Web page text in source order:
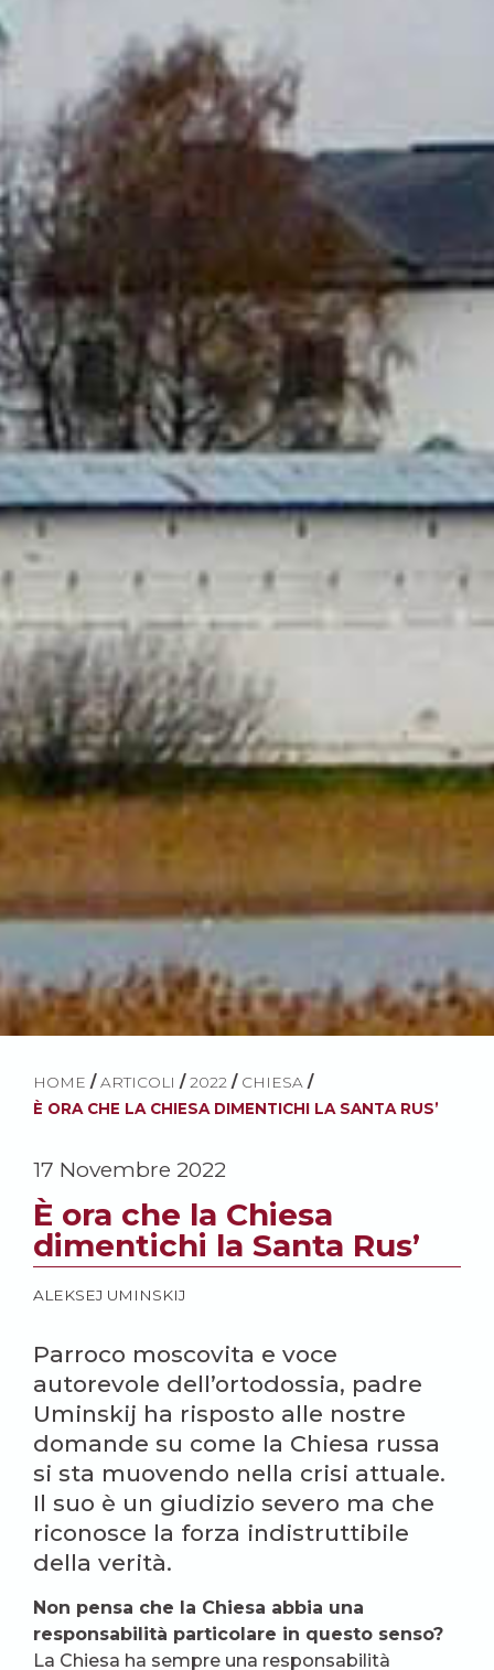
HOME / ARTICOLI / 2022 / CHIESA /
È ORA CHE LA CHIESA DIMENTICHI LA SANTA RUS’
17 Novembre 2022
È ora che la Chiesa
dimentichi la Santa Rus’
ALEKSEJ UMINSKIJ
Parroco moscovita e voce
autorevole dell’ortodossia, padre
Uminskij ha risposto alle nostre
domande su come la Chiesa russa
si sta muovendo nella crisi attuale.
Il suo è un giudizio severo ma che
riconosce la forza indistruttibile
della verità.
Non pensa che la Chiesa abbia una
responsabilità particolare in questo senso?
La Chiesa ha sempre una responsabilità